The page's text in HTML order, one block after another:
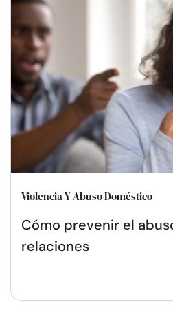
Violencia Y Abuso Doméstico
Cómo prevenir el
relaciones